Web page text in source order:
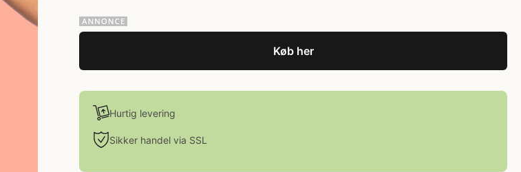
Køb her
Hurtig levering
Sikker handel via SSL